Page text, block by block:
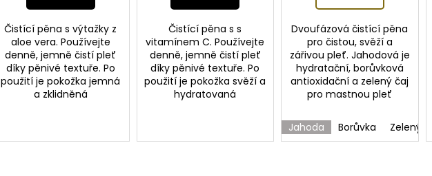
Čistící pěna s výtažky z
aloe vera. Používejte
denně, jemně čistí pleť
díky pěnivé textuře. Po
použití je pokožka jemná
a zklidněná
Čistící pěna s s
vitamínem C. Používejte
denně, jemně čistí pleť
díky pěnivé textuře. Po
použití je pokožka svěží a
hydratovaná
Dvoufázová čistící pěna
pro čistou, svěží a
zářivou pleť. Jahodová je
hydratační, borůvková
antioxidační a zelený čaj
pro mastnou pleť
Jahoda Borůvka Zelený čaj